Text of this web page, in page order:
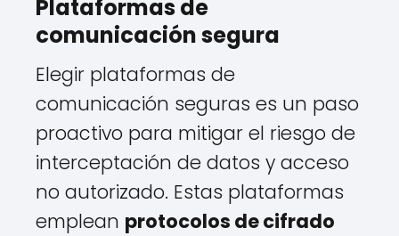
Plataformas de
comunicación segura
Elegir plataformas de
comunicación seguras es un paso
proactivo para mitigar el riesgo de
interceptación de datos y acceso
no autorizado. Estas plataformas
emplean protocolos de cifrado